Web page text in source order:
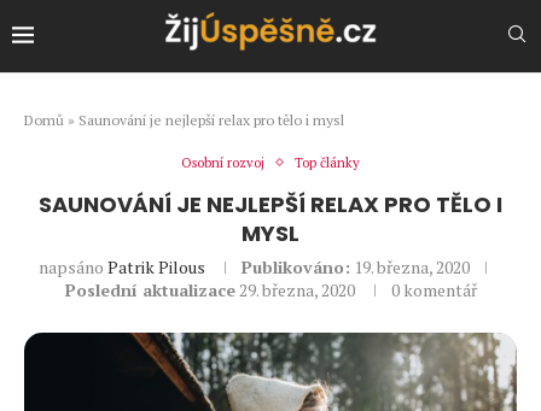
Domů » Saunování je nejlepší relax pro tělo i mysl
Osobní rozvoj Top články
SAUNOVÁNÍ JE NEJLEPŠÍ RELAX PRO TĚLO I
MYSL
napsáno Patrik Pilous Publikováno: 19. března, 2020
Poslední aktualizace29. března, 2020 0 komentář